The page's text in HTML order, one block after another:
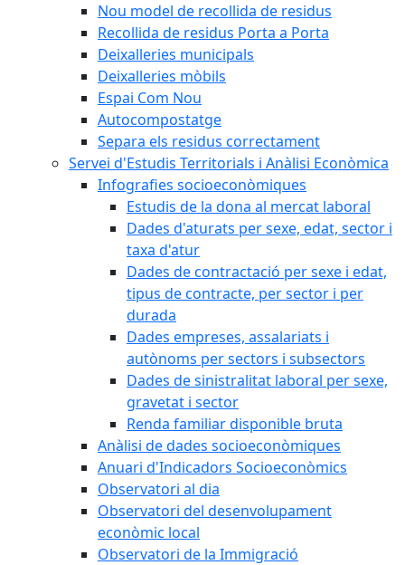
Nou model de recollida de residus
Recollida de residus Porta a Porta
Deixalleries municipals
Deixalleries mòbils
Espai Com Nou
Autocompostatge
Separa els residus correctament
Servei d'Estudis Territorials i Anàlisi Econòmica
Infografies socioeconòmiques
Estudis de la dona al mercat laboral
Dades d'aturats per sexe, edat, sector i
taxa d'atur
Dades de contractació per sexe i edat,
tipus de contracte, per sector i per
durada
Dades empreses, assalariats i
autònoms per sectors i subsectors
Dades de sinistralitat laboral per sexe,
gravetat i sector
Renda familiar disponible bruta
Anàlisi de dades socioeconòmiques
Anuari d'Indicadors Socioeconòmics
Observatori al dia
Observatori del desenvolupament
econòmic local
Observatori de la Immigració